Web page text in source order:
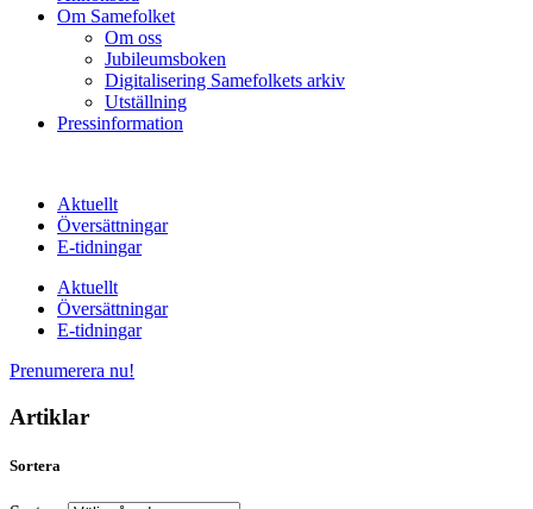
Om Samefolket
Om oss
Jubileumsboken
Digitalisering Samefolkets arkiv
Utställning
Pressinformation
Aktuellt
Översättningar
E-tidningar
Aktuellt
Översättningar
E-tidningar
Prenumerera nu!
Artiklar
Sortera